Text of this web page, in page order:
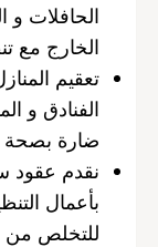
الحافلات و
الخارج مع
تعقيم
الفنادق و
ضارة بصحة
نقدم عقود
بأعمال
للتخلص من